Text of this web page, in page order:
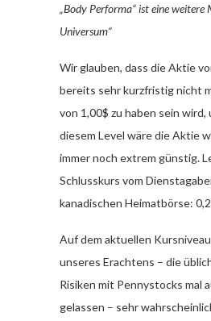
„Body Performa“ ist eine weitere
Universum“
Wir glauben, dass die Aktie
bereits sehr kurzfristig nicht
von 1,00$ zu haben sein
diesem Level wäre die Aktie
immer noch extrem günstig.
Schlusskurs vom
kanadischen Heimatbörse:
Auf dem aktuellen
unseres Erachtens – die
Risiken mit Pennystocks mal
gelassen – sehr